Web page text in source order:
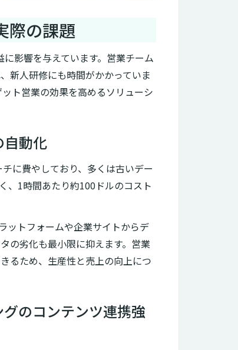
際の課題
影響を与えています。営業チーム
新人研修にも時間がかかっていま
ト営業の効果を高めるソリューシ
動化
に費やしており、多くは古いデー
、1時間あたり約100ドルのコスト
ットフォームや企業サイトからデ
の劣化も最小限に抑えます。営業
るため、生産性と売上の向上につ
のコンテンツ連携強